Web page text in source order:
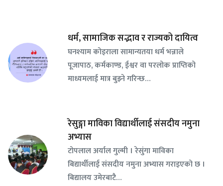
धर्म, सामाजिक सद्भाव र राज्यको दायित्व
घनश्याम कोइराला सामान्यतया धर्म भन्नाले
पूजापाठ, कर्मकाण्ड, ईश्वर वा परलोक प्राप्तिको
माध्यमलाई मात्र बुझ्ने गरिन्छ…
रेसुङ्गा माविका विद्यार्थीलाई संसदीय नमुना
अभ्यास
टोपलाल अर्याल गुल्मी । रेसुंगा माविका
बिद्यार्थीलाई संसदीय नमुना अभ्यास गराइएको छ ।
बिद्यालय उमेरबाटै…